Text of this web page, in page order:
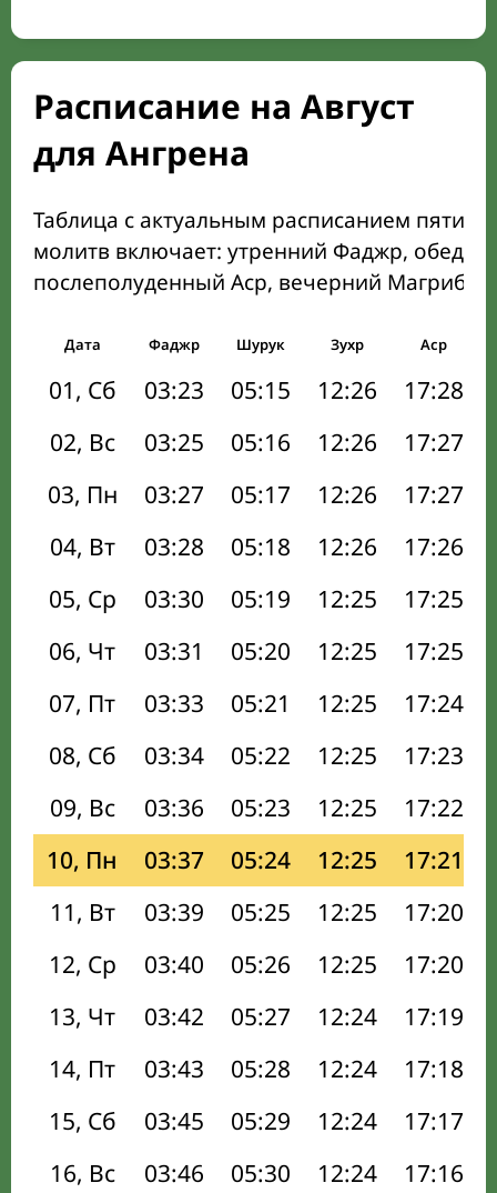
Расписание на Август
для Ангрена
Таблица с актуальным расписанием пяти
молитв включает: утренний Фаджр,
послеполуденный Аср, вечерний Магриб
Дата Фаджр Шурук Зухр Аср
01, Сб 03:23 05:15 12:26 17:28
02, Вс
03:25 05:16 12:26 17:27
03, Пн
03:27 05:17 12:26 17:27
04, Вт
03:28 05:18 12:26 17:26
05, Ср
03:30 05:19 12:25 17:25
06, Чт
03:31 05:20 12:25 17:25
07, Пт
03:33 05:21 12:25 17:24
08, Сб
03:34 05:22 12:25 17:23
09, Вс
03:36 05:23 12:25 17:22
10, Пн
03:37 05:24 12:25 17:21
11, Вт
03:39 05:25 12:25 17:20
12, Ср
03:40 05:26 12:25 17:20
13, Чт
03:42 05:27 12:24 17:19
14, Пт
03:43 05:28 12:24 17:18
15, Сб
03:45 05:29 12:24 17:17
16, Вс
03:46 05:30 12:24 17:16